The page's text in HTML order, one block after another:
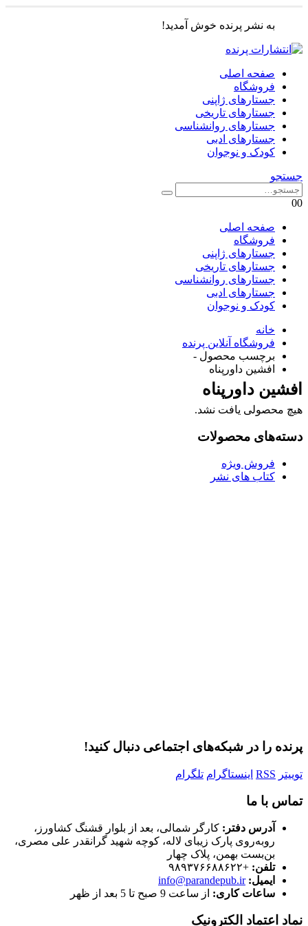
به نشر پرنده خوش آمدید!
صفحه اصلی
فروشگاه
جستارهای ژاپنی
جستارهای تاریخی
جستارهای روانشناسی
جستارهای ادبی
کودک و نوجوان
جستجو
00
صفحه اصلی
فروشگاه
جستارهای ژاپنی
جستارهای تاریخی
جستارهای روانشناسی
جستارهای ادبی
کودک و نوجوان
خانه
فروشگاه آنلاین پرنده
برچسب محصول -
افشین داورپناه
افشین داورپناه
هیچ محصولی یافت نشد.
دسته‌های محصولات
فروش ویژه
کتاب های نشر
پرنده را در شبکه‌های اجتماعی دنبال کنید!
توییتر RSS اینستاگرام تلگرام
تماس با ما
آدرس دفتر: کارگر شمالی، بعد از بلوار قشنگ کشاورز،
روبه‌روی پارک زیبای لاله، کوچه شهید گرانقدر علی مصری،
بن‌بست بهمن، پلاک چهار
تلفن: +۹۸۹۳۷۶۶۸۸۶۲۲
ایمیل: info@parandepub.ir
ساعات کاری: از ساعت 9 صبح تا 5 بعد از ظهر
نماد اعتماد الکترونیک